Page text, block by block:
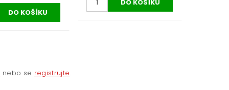
nebo se registrujte.